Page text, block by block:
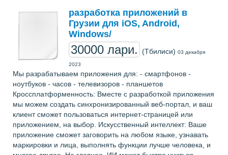
разработка приложений в
Грузии для iOS, Android,
Windows/
30000 лари. (Тбилиси) 03 декабря
2023
Мы разрабатываем приложения для: - смартфонов -
ноутбуков - часов - телевизоров - планшетов
Кроссплатформенность: Вместе с разработкой приложения
мы можем создать синхронизированный веб-портал, и ваш
клиент сможет пользоваться интернет-страницей или
приложением, на выбор. Искусственный интеллект: Ваше
приложение сможет заговорить на любом языке, узнавать
маркировки и лица, выполнять функции лучше человека, и